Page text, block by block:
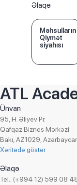
Əlaqə
Məhsulların
Qiymət
siyahısı
ATL
Ünvan
95, H. Əliyev Pr.
Qafqaz Biznes Mərkəzi
Bakı, AZ1029,
Xəritədə göstər
Əlaqə
Tel.: (+994 12) 599 08